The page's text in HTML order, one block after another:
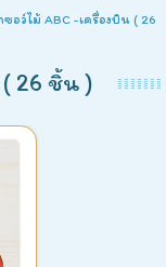
อว์ไม้ ABC -เครื่องบิน ( 26
26 ชิ้น )